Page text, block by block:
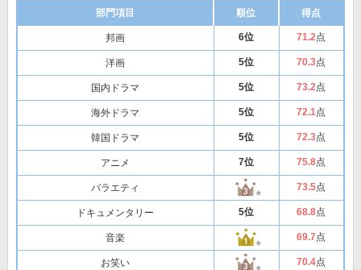
部門項目 順位 得点
邦画 6位 71.2点
洋画 5位 70.3点
国内ドラマ 5位 73.2点
海外ドラマ 5位 72.1点
韓国ドラマ 5位 72.3点
アニメ 7位 75.8点
バラエティ 73.5点
ドキュメンタリー 5位 68.8点
音楽 69.7点
お笑い 70.4点